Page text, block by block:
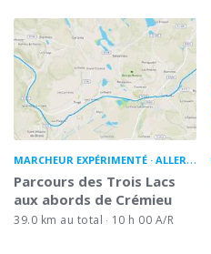
MARCHEUR EXPÉRIMENTÉ ALLER-RETOUR
Parcours des Trois Lacs
aux abords de Crémieu
39.0 km au total 10 h 00 A/R